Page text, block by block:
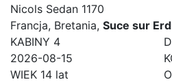
Nicols Sedan 1170
Francja, Bretania, Suce sur
KABINY 4
2026-08-15
WIEK 14 lat